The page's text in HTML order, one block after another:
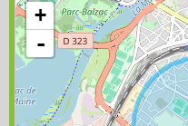
+
-